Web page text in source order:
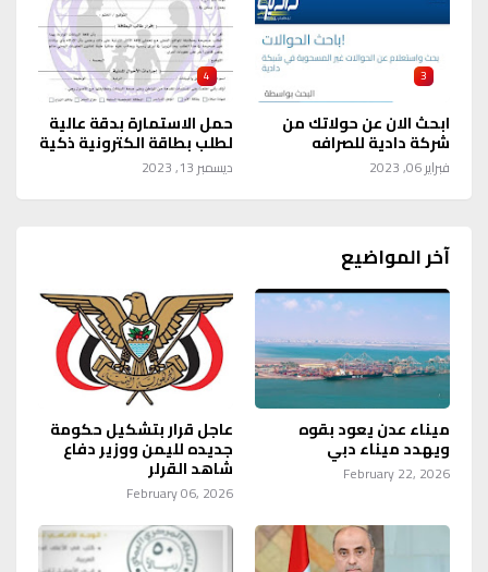
3
ابحث الان عن حولاتك من
شركة دادية للصرافه
فبراير 06, 2023
4
حمل الاستمارة بدقة عالية
لطلب بطاقة الكترونية ذكية
ديسمبر 13, 2023
آخر المواضيع
ميناء عدن يعود بقوه
ويهدد ميناء دبي
February 22, 2026
عاجل قرار بتشكيل حكومة
جديده لليمن ووزير دفاع
شاهد القرلر
February 06, 2026